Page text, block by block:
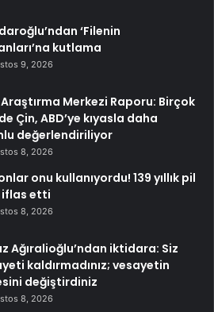
‘Filenin
kutlama
9, 2026
Araştırma Merkezi Raporu: Birçok
Çin, ABD’ye kıyasla daha
değerlendiriliyor
8, 2026
onu kullanıyordu! 139 yıllık pil
iflas etti
8, 2026
Ağıralioğlu’ndan iktidara: Siz
kaldırmadınız; vesayetin
değiştirdiniz
8, 2026